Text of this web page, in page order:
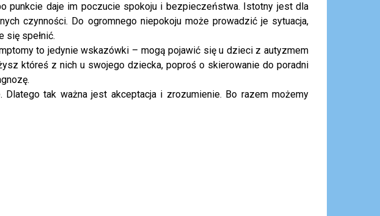
punkcie daje im poczucie spokoju i bezpieczeństwa. Istotny jest dla
czynności. Do ogromnego niepokoju może prowadzić je sytuacja,
się spełnić.
to jedynie wskazówki – mogą pojawić się u dzieci z autyzmem
któreś z nich u swojego dziecka, poproś o skierowanie do poradni
Dlatego tak ważna jest akceptacja i zrozumienie. Bo razem możemy